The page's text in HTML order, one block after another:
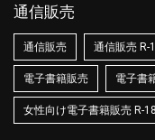
通信販売
通信販売 通信販売 R-
電子書籍販売 電子書
女性向け電子書籍販売 R-18